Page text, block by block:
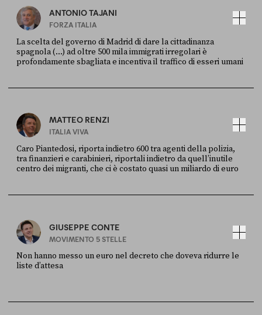
ANTONIO TAJANI
FORZA ITALIA
La scelta del governo di Madrid di dare la cittadinanza
spagnola (...) ad oltre 500 mila immigrati irregolari è
profondamente sbagliata e incentiva il traffico di esseri umani
MATTEO RENZI
ITALIA VIVA
Caro Piantedosi, riporta indietro 600 tra agenti della polizia,
tra finanzieri e carabinieri, riportali indietro da quell’inutile
centro dei migranti, che ci è costato quasi un miliardo di euro
GIUSEPPE CONTE
MOVIMENTO 5 STELLE
Non hanno messo un euro nel decreto che doveva ridurre le
liste d’attesa